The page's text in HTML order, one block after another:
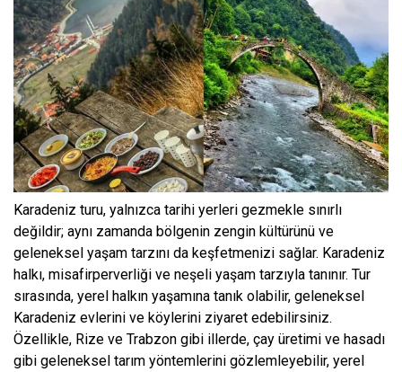
Karadeniz turu, yalnızca tarihi yerleri gezmekle sınırlı
değildir; aynı zamanda bölgenin zengin kültürünü ve
geleneksel yaşam tarzını da keşfetmenizi sağlar. Karadeniz
halkı, misafirperverliği ve neşeli yaşam tarzıyla tanınır. Tur
sırasında, yerel halkın yaşamına tanık olabilir, geleneksel
Karadeniz evlerini ve köylerini ziyaret edebilirsiniz.
Özellikle, Rize ve Trabzon gibi illerde, çay üretimi ve hasadı
gibi geleneksel tarım yöntemlerini gözlemleyebilir, yerel